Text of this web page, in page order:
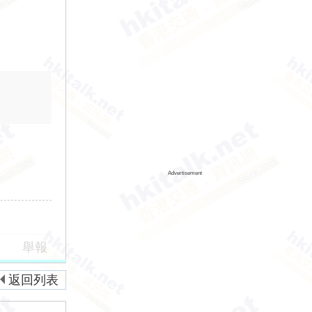
舉報
返回列表
Advertisement